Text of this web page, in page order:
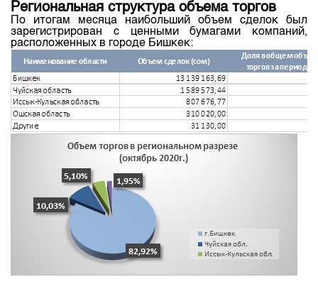
Региональная структура объема торгов
По итогам месяца наибольший объем сделок был
зарегистрирован с ценными бумагами компаний,
расположенных в городе Бишкек: